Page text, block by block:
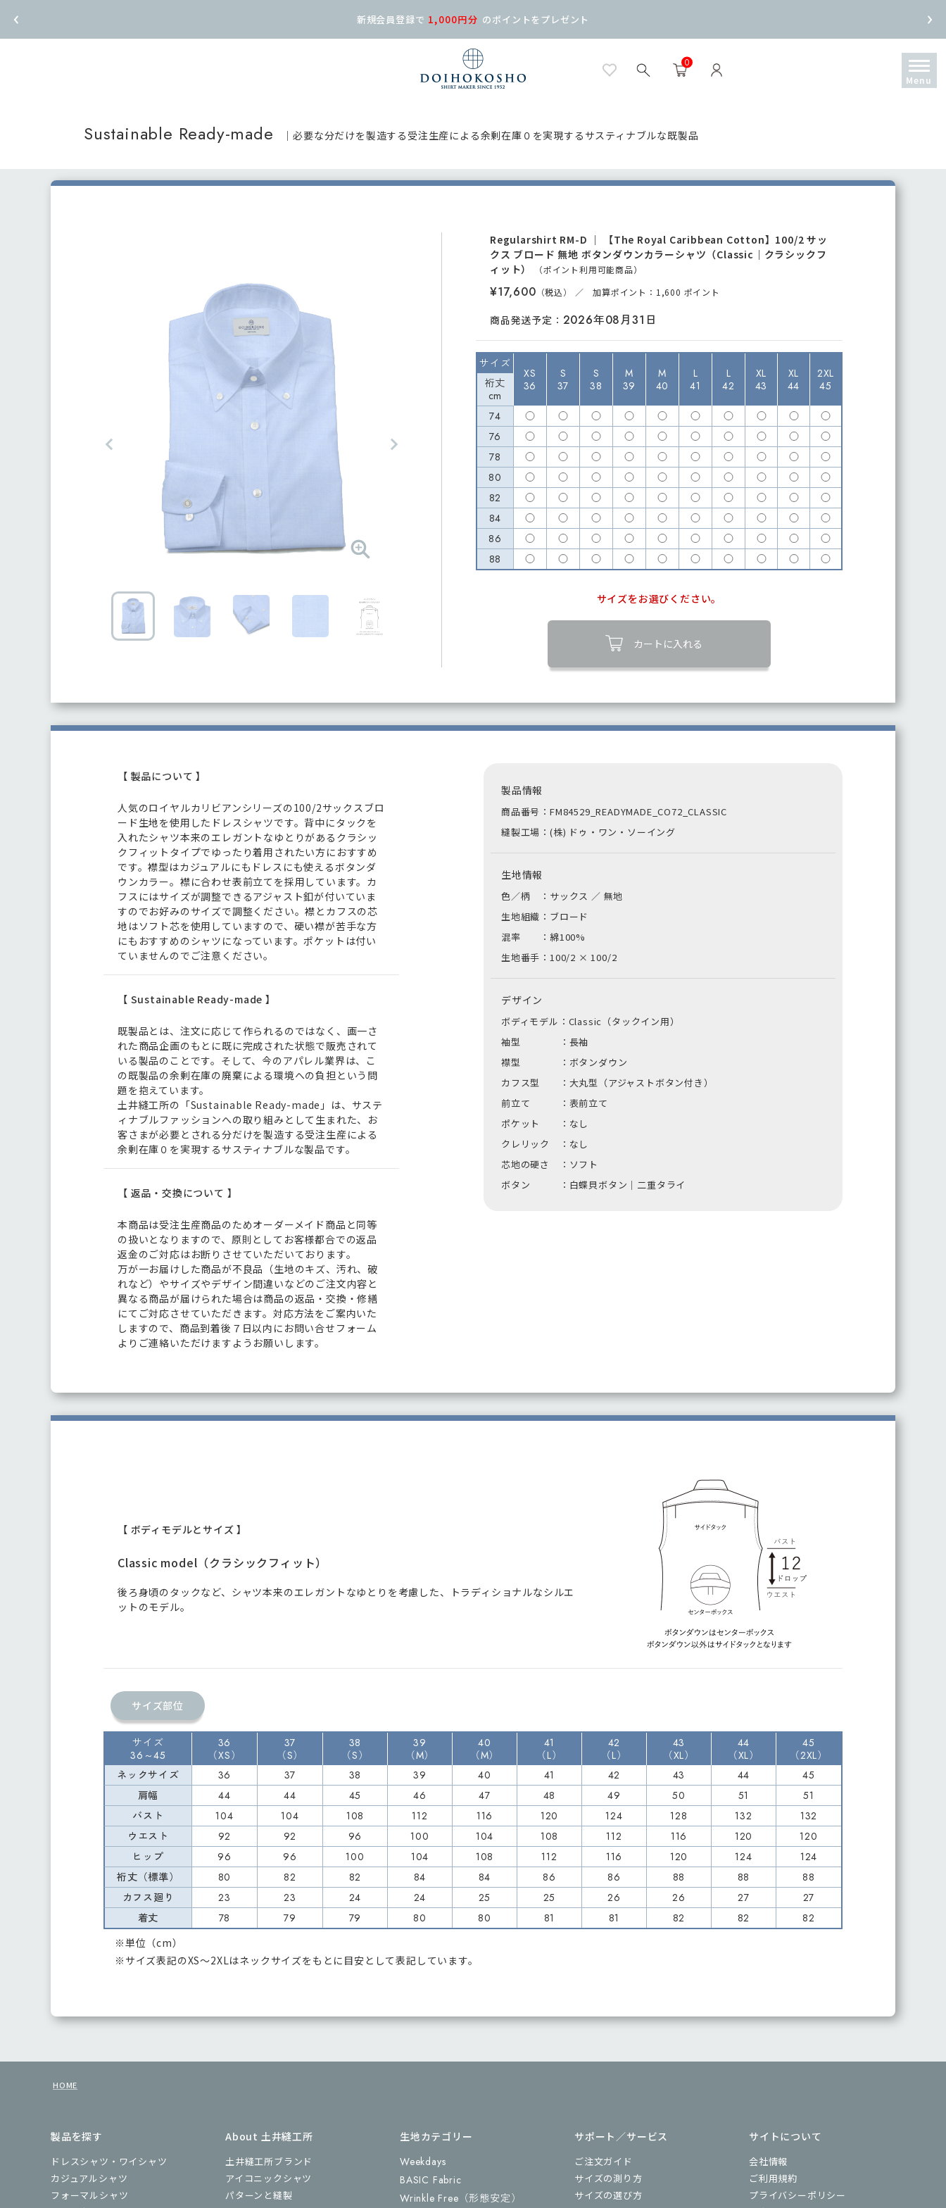
0
新規会員登録で 1,000円分 のポイントをプレゼント
Sustainable Ready-made ｜必要な分だけを製造する受注生産による余剰在庫０を実現するサスティナブルな既製品
Regularshirt RM-D ｜
【The Royal Caribbean Cotton】100/2 サッ
クス ブロード 無地 ボタンダウンカラーシャツ（Classic｜クラシックフ
ィット）
（ポイント利用可能商品）
¥17,600 ／ 加算ポイント：1,600 ポイント
商品発送予定： 2026年08月31日
サイズ
XS
36
S
37
S
38
M
39
M
40
L
41
L
42
XL
43
XL
44
2XL
45
裄丈
cm
74
76
78
80
82
84
86
88
サイズをお選びください。
カートに入れる
【 製品について 】
人気のロイヤルカリビアンシリーズの100/2サックスブロ
ード生地を使用したドレスシャツです。背中にタックを
入れたシャツ本来のエレガントなゆとりがあるクラシッ
クフィットタイプでゆったり着用されたい方におすすめ
です。襟型はカジュアルにもドレスにも使えるボタンダ
ウンカラー。襟に合わせ表前立てを採用しています。カ
フスにはサイズが調整できるアジャスト釦が付いていま
すのでお好みのサイズで調整ください。襟とカフスの芯
地はソフト芯を使用していますので、硬い襟が苦手な方
にもおすすめのシャツになっています。ポケットは付い
ていませんのでご注意ください。
【 Sustainable Ready-made 】
既製品とは、注文に応じて作られるのではなく、画一さ
れた商品企画のもとに既に完成された状態で販売されて
いる製品のことです。そして、今のアパレル業界は、こ
の既製品の余剰在庫の廃棄による環境への負担という問
題を抱えています。
土井縫工所の「Sustainable Ready-made」は、サステ
ィナブルファッションへの取り組みとして生まれた、お
客さまが必要とされる分だけを製造する受注生産による
余剰在庫０を実現するサスティナブルな製品です。
【 返品・交換について 】
本商品は受注生産商品のためオーダーメイド商品と同等
の扱いとなりますので、原則としてお客様都合での返品
返金のご対応はお断りさせていただいております。
万が一お届けした商品が不良品（生地のキズ、汚れ、破
れなど）やサイズやデザイン間違いなどのご注文内容と
異なる商品が届けられた場合は商品の返品・交換・修繕
にてご対応させていただきます。対応方法をご案内いた
しますので、商品到着後７日以内にお問い合せフォーム
よりご連絡いただけますようお願いします。
製品情報
商品番号：FM84529_READYMADE_CO72_CLASSIC
縫製工場：(株) ドゥ・ワン・ソーイング
生地情報
色／柄 ：サックス ／ 無地
生地組織：ブロード
混率 ：綿100%
生地番手：100/2 ×100/2
デザイン
ボディモデル： Classic（タックイン用）
袖型 ： 長袖
襟型 ： ボタンダウン
カフス型 ： 大丸型（アジャストボタン付き）
前立て ： 表前立て
ポケット ： なし
クレリック ： なし
芯地の硬さ ： ソフト
ボタン ：白蝶貝ボタン｜二重タライ
【 ボディモデルとサイズ 】
Classic model（クラシックフィット）
後ろ身頃のタックなど、シャツ本来のエレガントなゆとりを考慮した、トラディショナルなシルエ
ットのモデル。
サイズ部位
サイズ
36～45
36
（XS）
37
（S）
38
（S）
39
（M）
40
（M）
41
（L）
42
（L）
43
（XL）
44
（XL）
45
（2XL）
ネックサイズ
36 37 38 39 40 41 42 43 44
45
肩幅
44 44 45 46 47 48 49 50 51
51
バスト
104 104 108 112 116 120 124 128 132
132
ウエスト
92 92 96 100 104 108 112 116 120
120
ヒップ
96 96 100 104 108 112 116 120 124
124
裄丈（標準）
80 82 82 84 84 86 86 88 88
88
カフス廻り
23 23 24 24 25 25 26 26 27
27
着丈
78 79 79 80 80 81 81 82 82
82
※単位（cm）
※サイズ表記のXS～2XLはネックサイズをもとに目安として表記しています。
HOME
製品を探す
ドレスシャツ・ワイシャツ
カジュアルシャツ
フォーマルシャツ
About 土井縫工所
土井縫工所ブランド
アイコニックシャツ
パターンと縫製
生地カテゴリー
Weekdays
BASIC Fabric
Wrinkle Free （形態安定）
サポート／サービス
ご注文ガイド
サイズの測り方
サイズの選び方
サイトについて
会社情報
ご利用規約
プライバシーポリシー